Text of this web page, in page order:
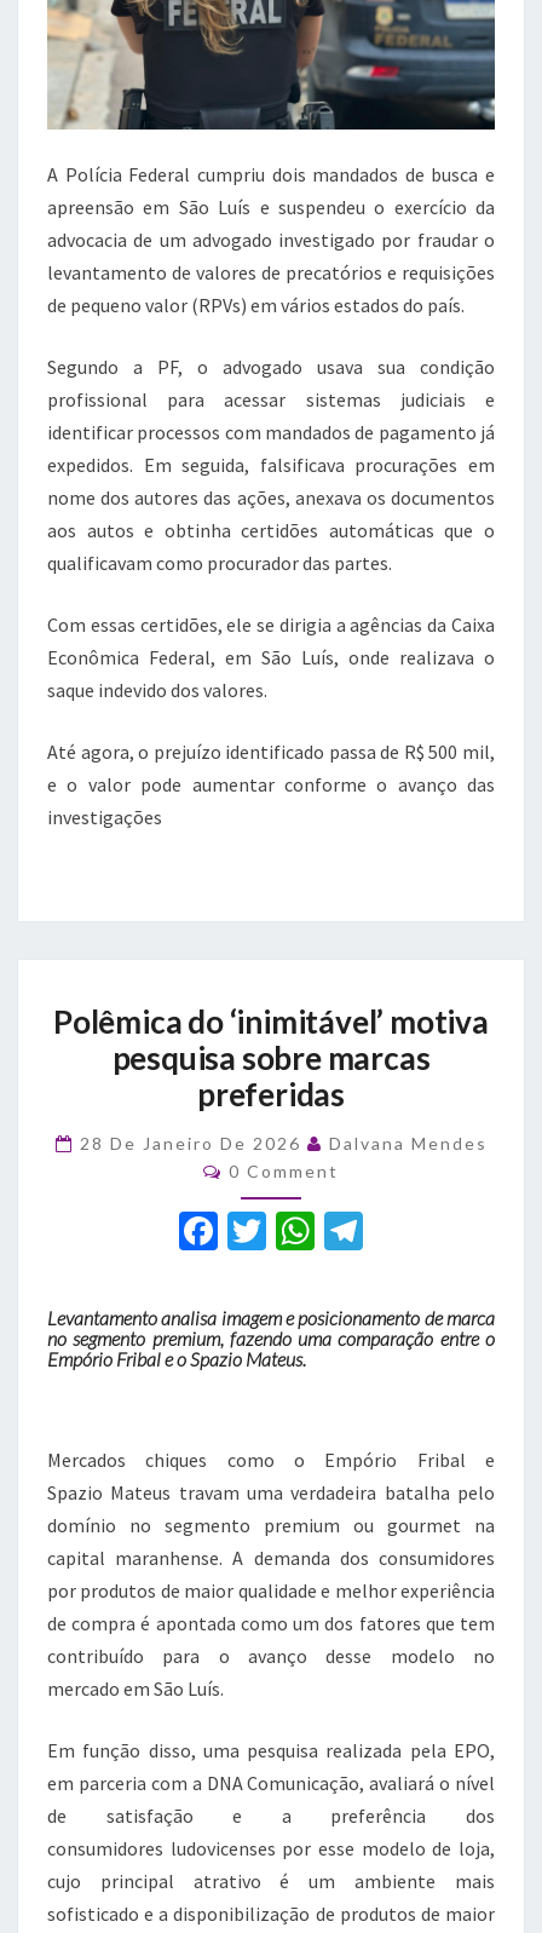
A Polícia Federal cumpriu dois mandados de busca e
apreensão em São Luís e suspendeu o exercício da
advocacia de um advogado investigado por fraudar o
levantamento de valores de precatórios e requisições
de pequeno valor (RPVs) em vários estados do país.
Segundo a PF, o advogado usava sua condição
profissional para acessar sistemas judiciais e
identificar processos com mandados de pagamento já
expedidos. Em seguida, falsificava procurações em
nome dos autores das ações, anexava os documentos
aos autos e obtinha certidões automáticas que o
qualificavam como procurador das partes.
Com essas certidões, ele se dirigia a agências da Caixa
Econômica Federal, em São Luís, onde realizava o
saque indevido dos valores.
Até agora, o prejuízo identificado passa de R$ 500 mil,
e o valor pode aumentar conforme o avanço das
investigações
do
‘inimitável’
motiva
pesquisa
marcas
preferidas
Polêmica do ‘inimitável’ motiva
pesquisa sobre marcas
preferidas
28 De Janeiro De 2026
Dalvana Mendes
Comments
0 Comment
F
c
e
o
k
T
it
te
W
at
s
p
e
gr
Levantamento analisa imagem e posicionamento de marca
no segmento premium, fazendo uma comparação entre o
Empório Fribal e o Spazio Mateus.
Mercados chiques como o Empório Fribal e
Spazio Mateus travam uma verdadeira batalha pelo
domínio no segmento premium ou gourmet na
capital maranhense. A demanda dos consumidores
por produtos de maior qualidade e melhor experiência
de compra é apontada como um dos fatores que tem
contribuído para o avanço desse modelo no
mercado em São Luís.
Em função disso, uma pesquisa realizada pela EPO,
em parceria com a DNA Comunicação, avaliará o nível
de satisfação e a preferência dos
consumidores ludovicenses por esse modelo de loja,
cujo principal atrativo é um ambiente mais
sofisticado e a disponibilização de produtos de maior